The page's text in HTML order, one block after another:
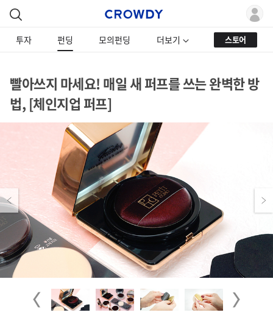
투자 펀딩 모의펀딩 더보기 스토어
빨아쓰지 마세요! 매일 새 퍼프를 쓰는 완벽한 방
법, [체인지업 퍼프]
Previous Next
Previous Next